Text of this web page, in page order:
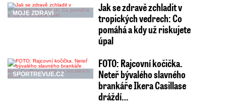
MOJE ZDRAVÍ
Jak se zdravě zchladit v
tropických vedrech: Co
pomáhá a kdy už riskujete
úpal
SPORTREVUE.CZ
FOTO: Rajcovní kočička.
Neteř bývalého slavného
brankáře Ikera Casillase
dráždí…